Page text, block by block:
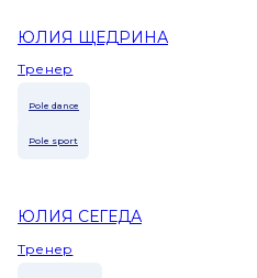
ЮЛИЯ ЩЕДРИНА
Тренер
Pole dance
Pole sport
ЮЛИЯ СЕГЕДА
Тренер